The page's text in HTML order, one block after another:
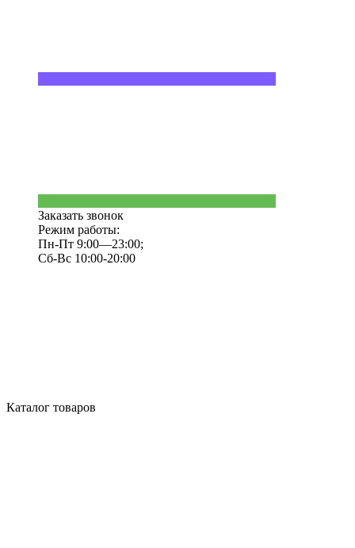
Заказать звонок
Режим работы:
Пн-Пт 9:00—23:00;
Сб-Вс 10:00-20:00
Каталог товаров